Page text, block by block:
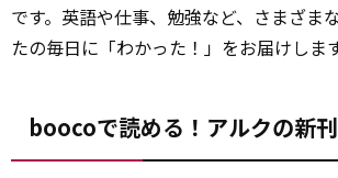
です。英語や仕事、勉強など、さまざま
たの毎日に「わかった！」をお届けします
boocoで読める！アルクの新